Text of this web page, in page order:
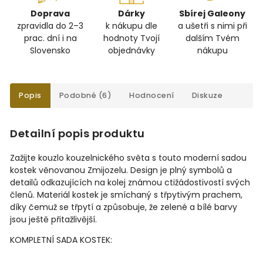
Doprava
zpravidla do 2–3
prac. dní i na
Slovensko
Dárky
k nákupu dle
hodnoty Tvojí
objednávky
Sbírej Galeony
a ušetři s nimi při
dalším Tvém
nákupu
Popis Podobné (6) Hodnocení Diskuze
Detailní popis produktu
Zažijte kouzlo kouzelnického světa s touto moderní sadou
kostek věnovanou Zmijozelu. Design je plný symbolů a
detailů odkazujících na kolej známou ctižádostivostí svých
členů. Materiál kostek je smíchaný s třpytivým prachem,
díky čemuž se třpytí a způsobuje, že zelené a bílé barvy
jsou ještě přitažlivější.
KOMPLETNÍ SADA KOSTEK: